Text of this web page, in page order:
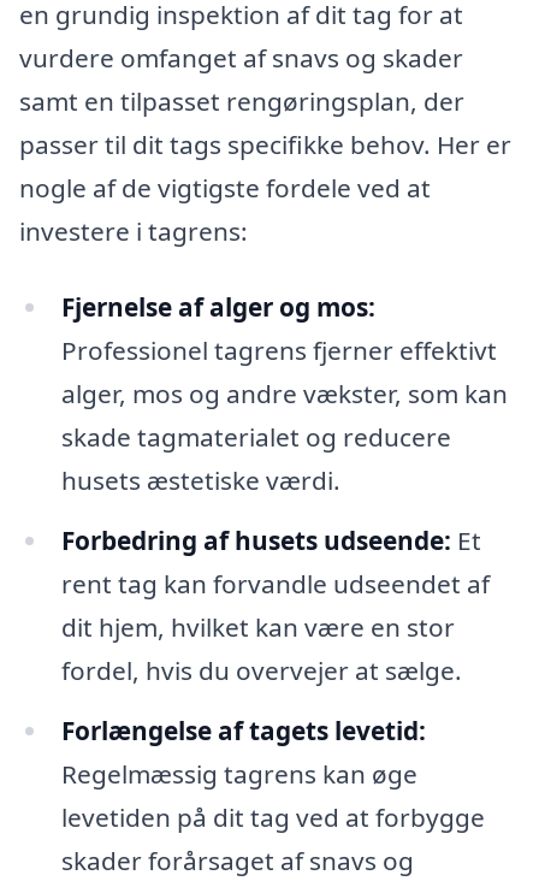
en grundig inspektion af dit tag for at
vurdere omfanget af snavs og skader
samt en tilpasset rengøringsplan, der
passer til dit tags specifikke behov. Her er
nogle af de vigtigste fordele ved at
investere i tagrens:
Fjernelse af alger og mos:
Professionel tagrens fjerner effektivt
alger, mos og andre vækster, som kan
skade tagmaterialet og reducere
husets æstetiske værdi.
Forbedring af husets udseende: Et
rent tag kan forvandle udseendet af
dit hjem, hvilket kan være en stor
fordel, hvis du overvejer at sælge.
Forlængelse af tagets levetid:
Regelmæssig tagrens kan øge
levetiden på dit tag ved at forbygge
skader forårsaget af snavs og